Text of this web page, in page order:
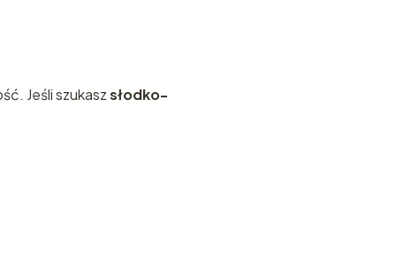
Jeśli szukaszsłodko-